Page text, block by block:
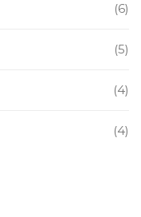
(6)
(5)
(4)
(4)